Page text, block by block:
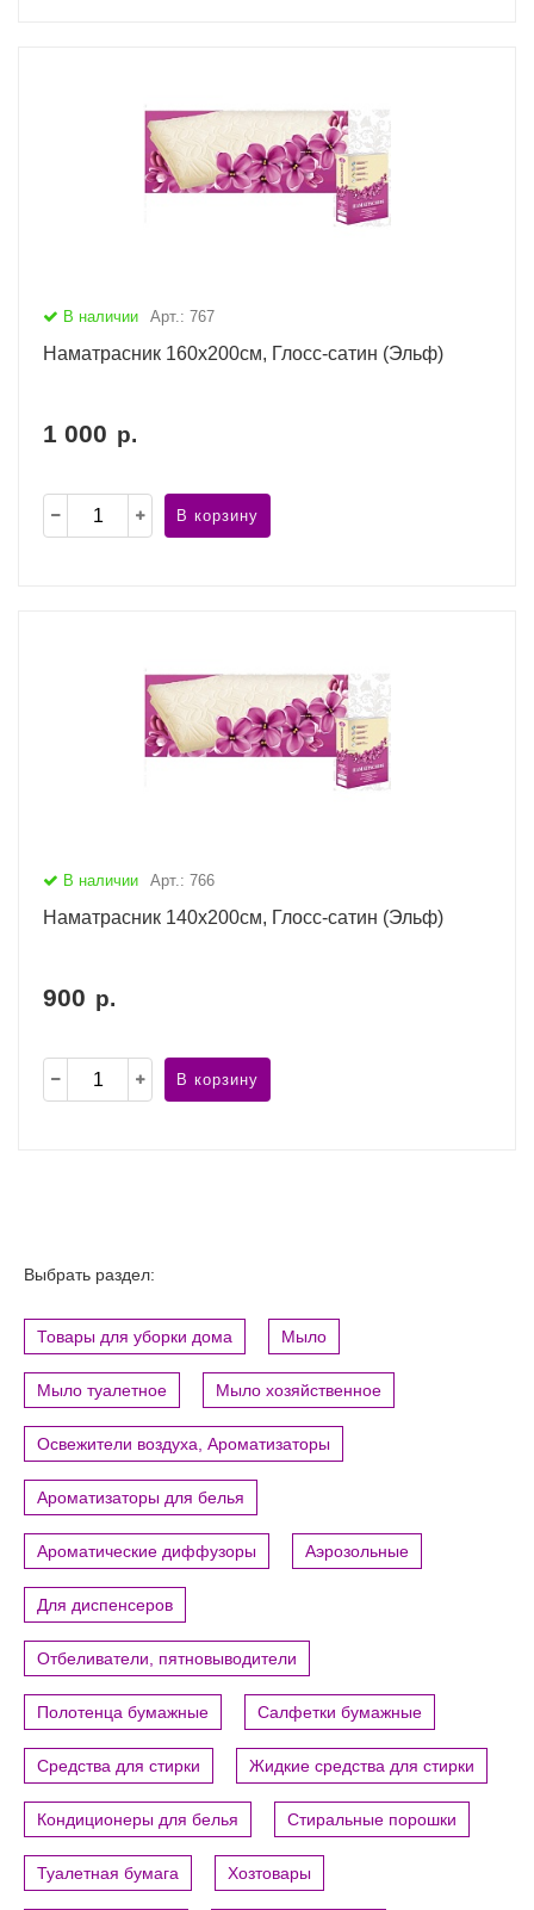
В наличии Арт.: 767
Наматрасник 160х200см, Глосс-сатин (Эльф)
1 000 р.
В корзину
В наличии Арт.: 766
Наматрасник 140х200см, Глосс-сатин (Эльф)
900 р.
В корзину
Выбрать раздел:
Товары для уборки дома Мыло
Мыло туалетное Мыло хозяйственное
Освежители воздуха, Ароматизаторы
Ароматизаторы для белья
Ароматические диффузоры Аэрозольные
Для диспенсеров
Отбеливатели, пятновыводители
Полотенца бумажные Салфетки бумажные
Средства для стирки Жидкие средства для стирки
Кондиционеры для белья Стиральные порошки
Туалетная бумага Хозтовары